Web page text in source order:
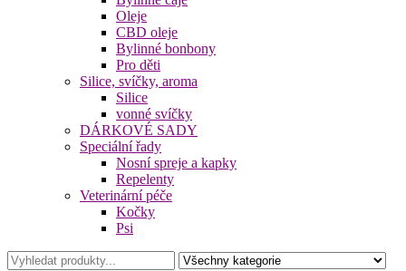
Oleje
CBD oleje
Bylinné bonbony
Pro děti
Silice, svíčky, aroma
Silice
vonné svíčky
DÁRKOVÉ SADY
Speciální řady
Nosní spreje a kapky
Repelenty
Veterinární péče
Kočky
Psi